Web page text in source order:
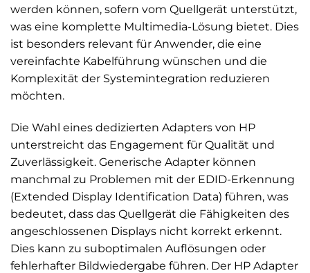
werden können, sofern vom Quellgerät unterstützt,
was eine komplette Multimedia-Lösung bietet. Dies
ist besonders relevant für Anwender, die eine
vereinfachte Kabelführung wünschen und die
Komplexität der Systemintegration reduzieren
möchten.
Die Wahl eines dedizierten Adapters von HP
unterstreicht das Engagement für Qualität und
Zuverlässigkeit. Generische Adapter können
manchmal zu Problemen mit der EDID-Erkennung
(Extended Display Identification Data) führen, was
bedeutet, dass das Quellgerät die Fähigkeiten des
angeschlossenen Displays nicht korrekt erkennt.
Dies kann zu suboptimalen Auflösungen oder
fehlerhafter Bildwiedergabe führen. Der HP Adapter